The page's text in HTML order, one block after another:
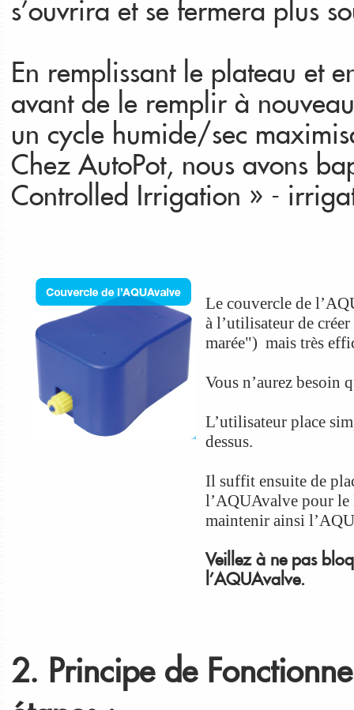
s’ouvrira et se fermera plus
En remplissant le plateau et
avant de le remplir à
un cycle humide/sec
Chez AutoPot, nous avons
Controlled Irrigation » -
Le couvercle de
à l’utilisateur de
marée") mais très
Vous n’aurez besoin
L’utilisateur place
dessus.
Il suffit ensuite de
l’AQUAvalve pour le
maintenir ainsi
Veillez à ne pas
l’AQUAvalve.
2. Principe de